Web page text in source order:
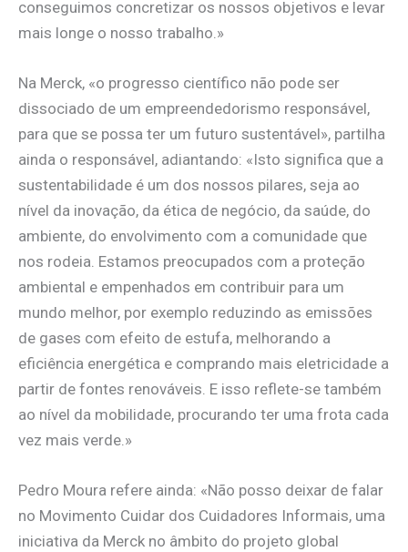
conseguimos concretizar os nossos objetivos e levar
mais longe o nosso trabalho.»
Na Merck, «o progresso científico não pode ser
dissociado de um empreendedorismo responsável,
para que se possa ter um futuro sustentável», partilha
ainda o responsável, adiantando: «Isto significa que a
sustentabilidade é um dos nossos pilares, seja ao
nível da inovação, da ética de negócio, da saúde, do
ambiente, do envolvimento com a comunidade que
nos rodeia. Estamos preocupados com a proteção
ambiental e empenhados em contribuir para um
mundo melhor, por exemplo reduzindo as emissões
de gases com efeito de estufa, melhorando a
eficiência energética e comprando mais eletricidade a
partir de fontes renováveis. E isso reflete-se também
ao nível da mobilidade, procurando ter uma frota cada
vez mais verde.»
Pedro Moura refere ainda: «Não posso deixar de falar
no Movimento Cuidar dos Cuidadores Informais, uma
iniciativa da Merck no âmbito do projeto global